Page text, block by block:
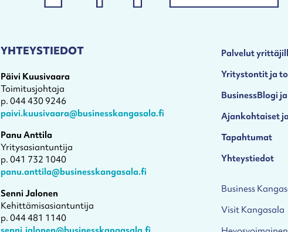
YHTEYSTIEDOT
Päivi Kuusivaara
Toimitusjohtaja
p. 044 430 9246
paivi.kuusivaara@businesskangasala.fi
Panu Anttila
Yritysasiantuntija
p. 041 732 1040
panu.anttila@businesskangasala.fi
Senni Jalonen
Kehittämisasiantuntija
p. 044 481 1140
Palvelut
Yritystontit ja
BusinessBlogi
Ajankohtaiset
Tapahtumat
Yhteystiedot
Business
Visit Kangasala